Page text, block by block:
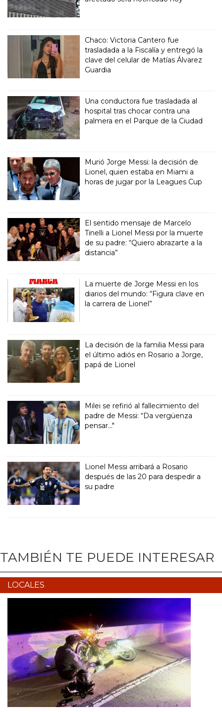
Chaco: Victoria Cantero fue
trasladada a la Fiscalía y entregó la
clave del celular de Matías Álvarez
Guardia
Una conductora fue trasladada al
hospital tras chocar contra una
palmera en el Parque de la Ciudad
Murió Jorge Messi: la decisión de
Lionel, quien estaba en Miami a
horas de jugar por la Leagues Cup
El sentido mensaje de Marcelo
Tinelli a Lionel Messi por la muerte
de su padre: “Quiero abrazarte a la
distancia”
La muerte de Jorge Messi en los
diarios del mundo: “Figura clave en
la carrera de Lionel”
La decisión de la familia Messi para
el último adiós en Rosario a Jorge,
papá de Lionel
Milei se refirió al fallecimiento del
padre de Messi: “Da vergüenza
pensar..."
Lionel Messi arribará a Rosario
después de las 20 para despedir a
su padre
TAMBIÉN TE PUEDE INTERESAR
LOCALES